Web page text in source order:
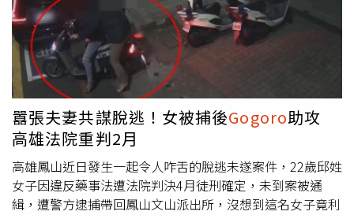
時，不僅可從既有資產中獲得多重效益，也能為永續發展目
標做出有意義的貢獻。」陳威廷董事長進一步說明：「永續
力等於競爭力，企業面對關稅、碳稅、電價波動等成本壓
力，若在能源管理上以社會共好的永續角度出發，便有機會
突破重圍，實踐永續也獲得收益。我們期待未來市場上發展
出更多元的電力交易商品，使更多資源得以參與其中，並將
持續攜手產業、能源署及台電，齊力強化電網韌性、加速再
生能源轉型。」關於義電智慧能源義電智慧能源是義大利國
家電力集團（Enel Group）專為全球客戶而設的事業線，
旨於有效提供符合其能源需求的電力、產品和服務，並鼓勵
客戶更有意識且永續地使用能源。作為能源供應、能源管理
熱銷新色將於9月初交車，挹注銷售數字。車商表示，川普
關稅引發貨物稅及關稅降稅聯想，加上立法院端出汰舊換新
購車補助加碼，有望吸引今年因關稅和貨物稅議題而觀望的
消費者購車，推估9月新車掛牌可逾3萬台，高於8月。和泰
車2日盤中股價下跌0.36%，暫報553元；中華小漲0.5%，
暫報59.3元；裕日車維持平盤；暫報55.1元；三陽工業漲勢
疲弱，小跌0.16%，暫報64.1元。
囂張夫妻共謀脫逃！女被捕後Gogoro助攻
高雄法院重判2月
高雄鳳山近日發生一起令人咋舌的脫逃未遂案件，22歲邱姓
女子因違反藥事法遭法院判決4月徒刑確定，未到案被通
緝，遭警方逮捕帶回鳳山文山派出所，沒想到這名女子竟利